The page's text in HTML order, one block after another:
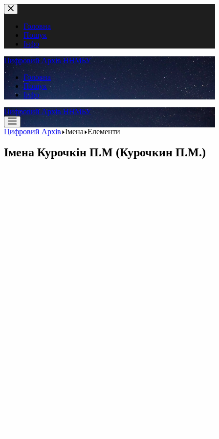
Перейти
до
вмістуГоловна
Пошук
Інфо
Цифровий Архів ННМБУ
Головна
Пошук
Інфо
Цифровий Архів ННМБУ
Цифровий Архів Імена Елементи
Імена Курочкін П.М (Курочкин П.М.)